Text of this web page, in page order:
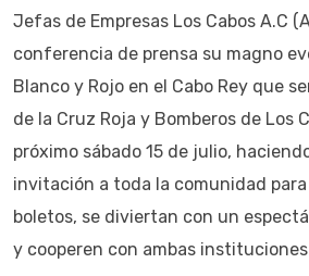
Jefas de Empresas Los Cabos A.C
conferencia de prensa su magno
Blanco y Rojo en el Cabo Rey que
de la Cruz Roja y Bomberos de Los
próximo sábado 15 de julio,
invitación a toda la comunidad
boletos, se diviertan con un
y cooperen con ambas